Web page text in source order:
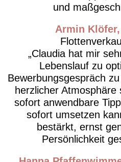
und
Armin Klöfer
Claudia hat mir
Lebenslauf zu
Bewerbungsgespräch
herzlicher Atmosphäre
sofort anwendbare
sofort umsetzen
bestärkt, ernst
Persönlichkeit